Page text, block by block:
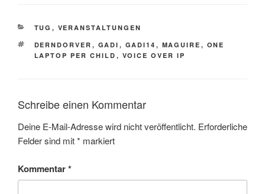
KATEGORIEN
TUG , VERANSTALTUNGEN
SCHLAGWÖRTER
DERNDORVER , GADI , GADI14 , MAGUIRE , ONE
LAPTOP PER CHILD , VOICE OVER IP
Schreibe einen Kommentar
Deine E-Mail-Adresse wird nicht veröffentlicht. Erforderliche
Felder sind mit* markiert
Kommentar*